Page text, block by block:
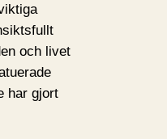
och livet
har gjort